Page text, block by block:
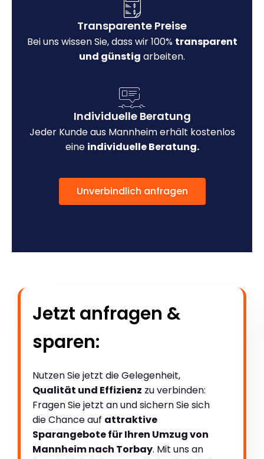
Transparente Preise
Bei uns wissen Sie, dass wir 100% transparent
und günstig arbeiten.
Individuelle Beratung
Jeder Kunde aus Mannheim erhält kostenlos
eine individuelle Beratung.
Unverbindlich anfragen
Jetzt anfragen &
sparen:
Nutzen Sie jetzt die Gelegenheit,
Qualität und Effizienz zu verbinden:
Fragen Sie jetzt an und sichern Sie sich
die Chance auf attraktive
Sparangebote für Ihren Umzug von
Mannheim nach Torbay. Mit uns an